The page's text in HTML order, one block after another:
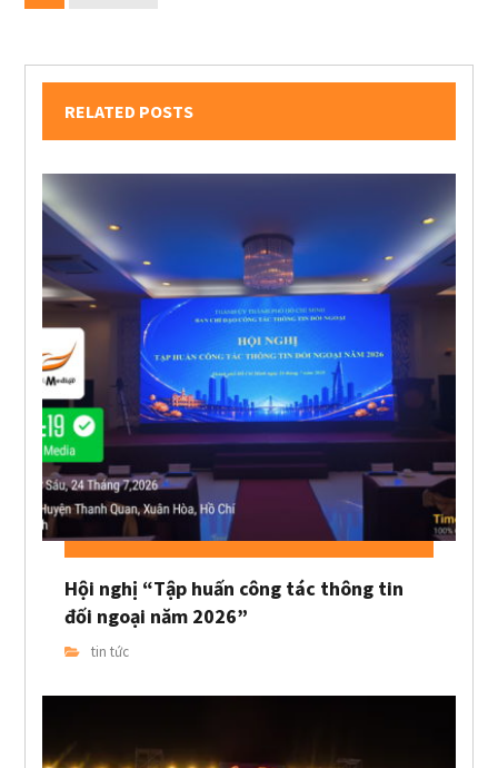
RELATED POSTS
Hội nghị “Tập huấn công tác thông tin
đối ngoại năm 2026”
tin tức